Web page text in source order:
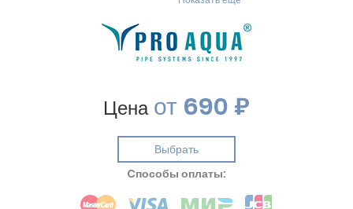
Ценаот 690 ₽
Выбрать
Cпособы оплаты: